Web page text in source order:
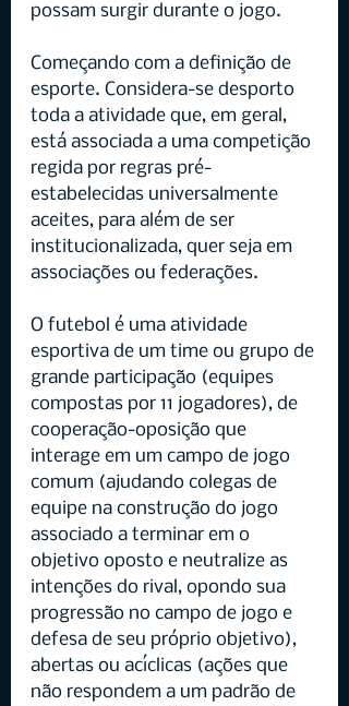
possam surgir durante o jogo.
Começando com a definição de
esporte. Considera-se desporto
toda a atividade que, em geral,
está associada a uma competição
regida por regras pré-
estabelecidas universalmente
aceites, para além de ser
institucionalizada, quer seja em
associações ou federações.
O futebol é uma atividade
esportiva de um time ou grupo de
grande participação (equipes
compostas por 11 jogadores), de
cooperação-oposição que
interage em um campo de jogo
comum (ajudando colegas de
equipe na construção do jogo
associado a terminar em o
objetivo oposto e neutralize as
intenções do rival, opondo sua
progressão no campo de jogo e
defesa de seu próprio objetivo),
abertas ou acíclicas (ações que
não respondem a um padrão de